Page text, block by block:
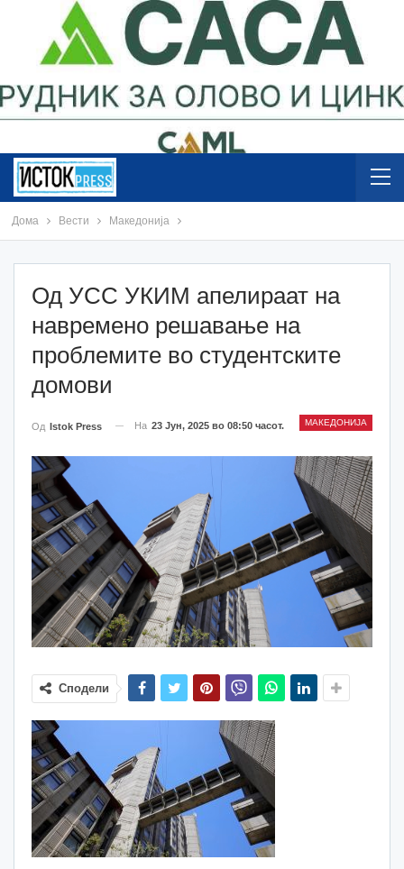
Дома Вести Македонија
Од УСС УКИМ апелираат на
навремено решавање на
проблемите во студентските
домови
МАКЕДОНИЈА
Од Istok Press На 23 Јун, 2025 во 08:50 часот.
Сподели